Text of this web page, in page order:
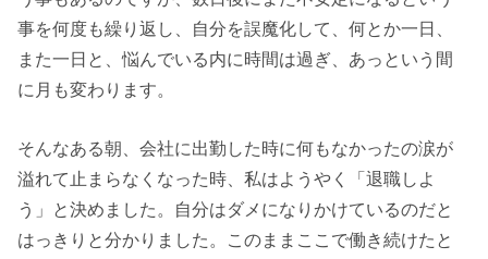
事を何度も繰り返し、自分を誤魔化して、何とか一日、
また一日と、悩んでいる内に時間は過ぎ、あっという間
に月も変わります。
そんなある朝、会社に出勤した時に何もなかったの涙が
溢れて止まらなくなった時、私はようやく「退職しよ
う」と決めました。自分はダメになりかけているのだと
はっきりと分かりました。このままここで働き続けたと